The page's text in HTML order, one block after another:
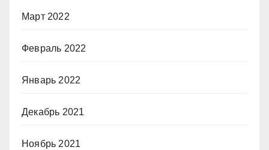
Март 2022
Февраль 2022
Январь 2022
Декабрь 2021
Ноябрь 2021